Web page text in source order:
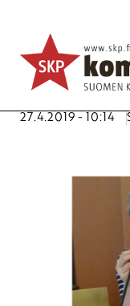
Ajankohtaista
Avainsanat:
27.4.2019 - 10:14